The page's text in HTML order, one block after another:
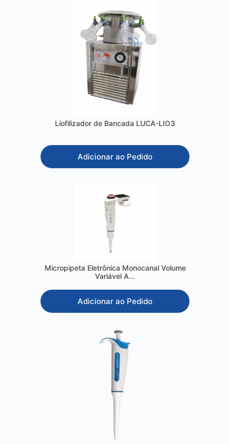
Liofilizador de Bancada LUCA-LIO3
Adicionar ao Pedido
Micropipeta Eletrônica Monocanal Volume
Variável A...
Adicionar ao Pedido